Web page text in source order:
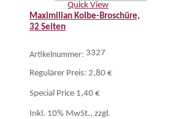
Quick View
Maximilian Kolbe-Broschüre,
32 Seiten
Artikelnummer: 3327
Regulärer Preis: 2,80 €
Special Price 1,40 €
Inkl. 10% MwSt., zzgl.